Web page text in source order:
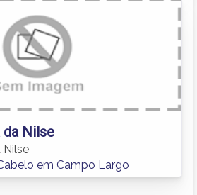
da Nilse
Nilse
em Campo Largo